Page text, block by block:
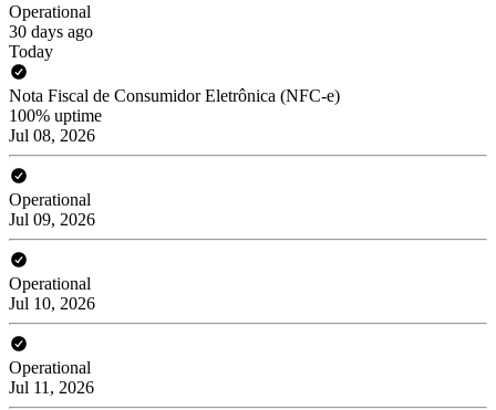
Operational
30 days ago
Today
Nota Fiscal de Consumidor Eletrônica (NFC-e)
100% uptime
Jul 08, 2026
Operational
Jul 09, 2026
Operational
Jul 10, 2026
Operational
Jul 11, 2026